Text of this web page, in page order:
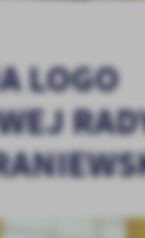
LOGO